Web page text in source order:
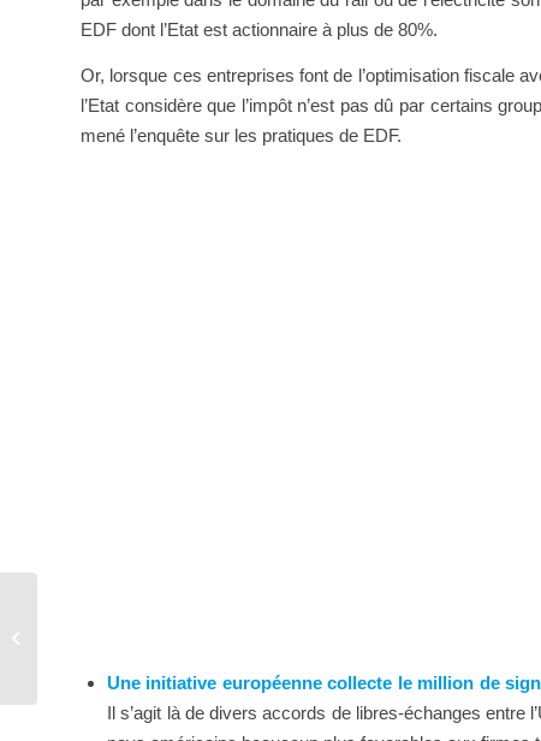
EDF dont l’Etat est actionnaire à plus de 80%.
Or, lorsque ces entreprises font de l’optimisation fiscale
l’Etat considère que l’impôt n’est pas dû par certains
mené l’enquête sur les pratiques de EDF.
Une initiative européenne collecte le million de
Il s’agit là de divers accords de libres-échanges entre